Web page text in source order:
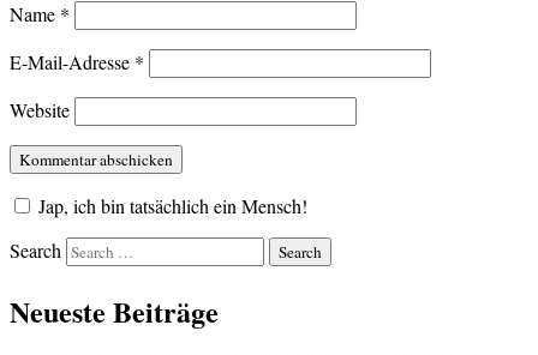
Name *
E-Mail-Adresse *
Website
Jap, ich bin tatsächlich ein Mensch!
Search
Neueste Beiträge